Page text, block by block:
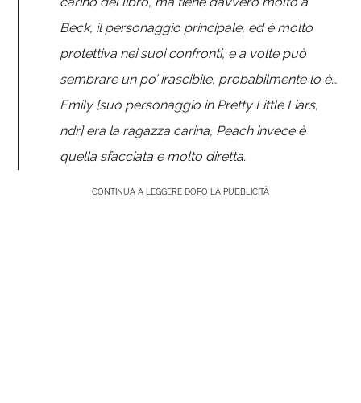
Beck, il personaggio principale, ed è molto
protettiva nei suoi confronti, e a volte può
sembrare un po’ irascibile, probabilmente lo è…
Emily [suo personaggio in Pretty Little Liars,
ndr] era la ragazza carina, Peach invece è
quella sfacciata e molto diretta.
CONTINUA A LEGGERE DOPO LA PUBBLICITÀ